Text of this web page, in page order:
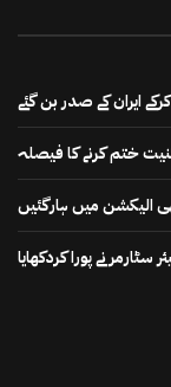
ختم کرنے کا فیصلہ
الیکشن میں ہارگئیں